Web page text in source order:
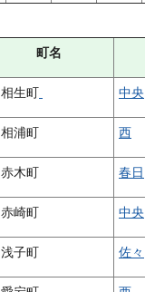
町名
相生町 中央
相浦町 西
赤木町 春日
赤崎町 中央
浅子町 佐々